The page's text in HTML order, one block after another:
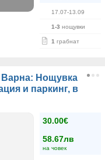
17.07-13.09
1-3 нощувки
1 грабнат
Варна: Нощувка
и паркинг, в
30.00€
58.67лв
на човек